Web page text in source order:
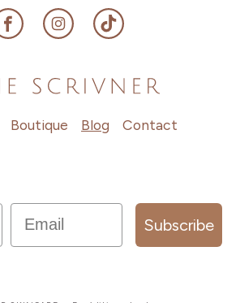
InstagramTikTok
Boutique Blog Contact
Email
Subscribe